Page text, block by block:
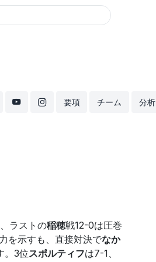
要項 チーム 分析
ラストの稲穂戦12-0は圧巻
を示すも、直接対決でなか
。3位スポルティフは7-1、